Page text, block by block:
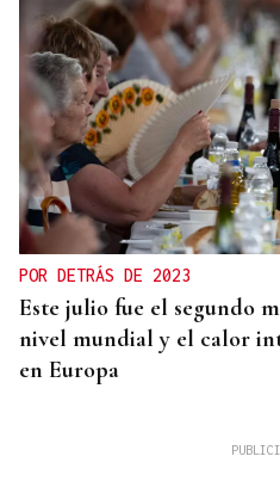
POR DETRÁS DE 2023
Este julio fue el segundo
nivel mundial y el calor
en Europa